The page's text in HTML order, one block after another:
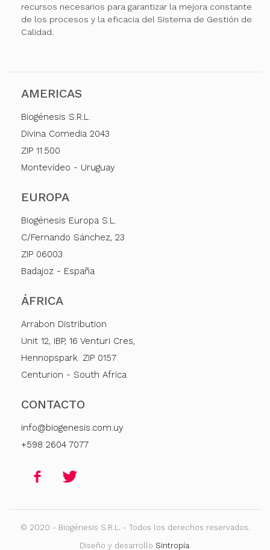
recursos necesarios para garantizar la mejora constante
de los procesos y la eficacia del Sistema de Gestión de
Calidad.
AMERICAS
Biogénesis S.R.L.
Divina Comedia 2043
ZIP 11.500
Montevideo - Uruguay
EUROPA
Biogénesis Europa S.L.
C/Fernando Sánchez, 23
ZIP 06003
Badajoz - España
ÁFRICA
Arrabon Distribution
Unit 12, IBP, 16 Venturi Cres,
Hennopspark. ZIP 0157
Centurion - South Africa
CONTACTO
info@biogenesis.com.uy
+598 2604 7077
© 2020 - Biogénesis S.R.L. - Todos los derechos reservados.
Diseño y desarrollo Sintropía